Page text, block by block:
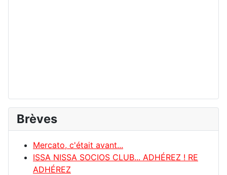
Brèves
Mercato, c'était avant...
ISSA NISSA SOCIOS CLUB... ADHÉREZ ! RE
ADHÉREZ